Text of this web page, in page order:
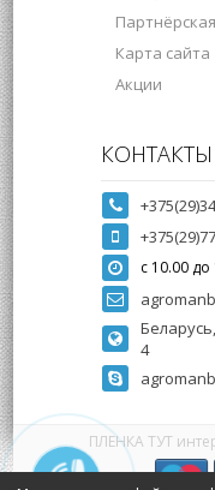
Карта сайта
Акции
КОНТАКТЫ
с 10.00 до
4
ПЛЕНКА ТУТ